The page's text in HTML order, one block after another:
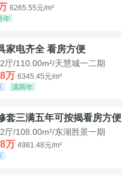
6265.55元/m²
年
家电齐全 看房方便
厅/110.00m²/天慧城一二期
万 6345.45元/m²
满两年
套三满五年可按揭看房方便
厅/108.00m²/东湖胜景一期
万 4981.48元/m²